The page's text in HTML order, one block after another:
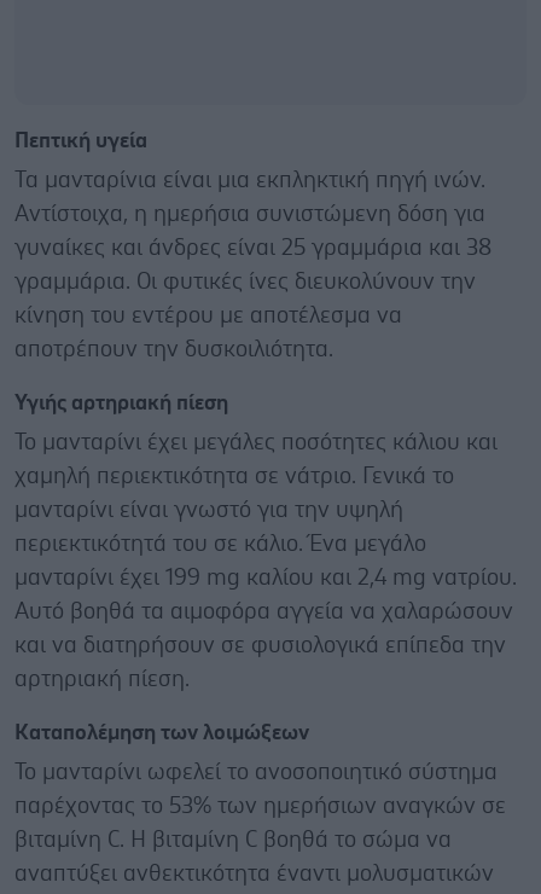
Πεπτική υγεία
Τα μανταρίνια είναι μια εκπληκτική πηγή ινών.
Αντίστοιχα, η ημερήσια συνιστώμενη δόση για
γυναίκες και άνδρες είναι 25 γραμμάρια και 38
γραμμάρια. Οι φυτικές ίνες διευκολύνουν την
κίνηση του εντέρου με αποτέλεσμα να
αποτρέπουν την δυσκοιλιότητα.
Υγιής αρτηριακή πίεση
Το μανταρίνι έχει μεγάλες ποσότητες κάλιου και
χαμηλή περιεκτικότητα σε νάτριο. Γενικά το
μανταρίνι είναι γνωστό για την υψηλή
περιεκτικότητά του σε κάλιο. Ένα μεγάλο
μανταρίνι έχει 199 mg καλίου και 2,4 mg νατρίου.
Αυτό βοηθά τα αιμοφόρα αγγεία να χαλαρώσουν
και να διατηρήσουν σε φυσιολογικά επίπεδα την
αρτηριακή πίεση.
Καταπολέμηση των λοιμώξεων
Το μανταρίνι ωφελεί το ανοσοποιητικό σύστημα
παρέχοντας το 53% των ημερήσιων αναγκών σε
βιταμίνη C. Η βιταμίνη C βοηθά το σώμα να
αναπτύξει ανθεκτικότητα έναντι μολυσματικών